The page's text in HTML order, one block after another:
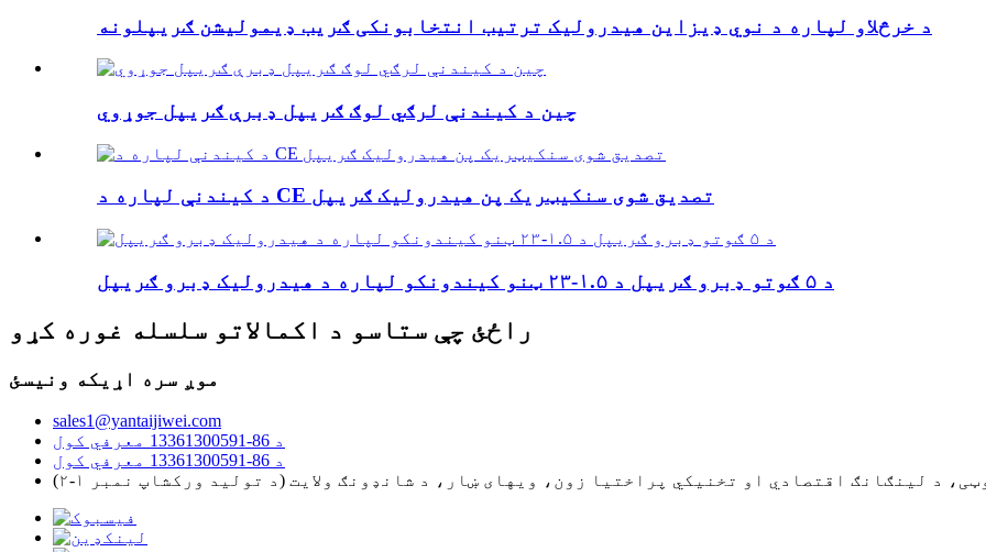
د خرڅلاو لپاره د نوي ډیزاین هیدرولیک ترتیب انتخابونکی ګریب ډیمولیشن ګریپلونه
چین د کیندنې لرګي لوګ ګریپل ډبرې ګریپل جوړوي
د کیندنې لپاره د CE تصدیق شوی سنکیټریک پن هیدرولیک ګریپل
د ۵ ګوتو ډبرو ګریپل د ۱.۵-۲۳ ټنو کیندونکو لپاره د هیدرولیک ډبرو ګریپل
راځئ چې ستاسو د اکمالاتو سلسله غوره کړو
موږ سره اړیکه ونیسئ
sales1@yantaijiwei.com
د 86-13361300591 معرفي کول
د 86-13361300591 معرفي کول